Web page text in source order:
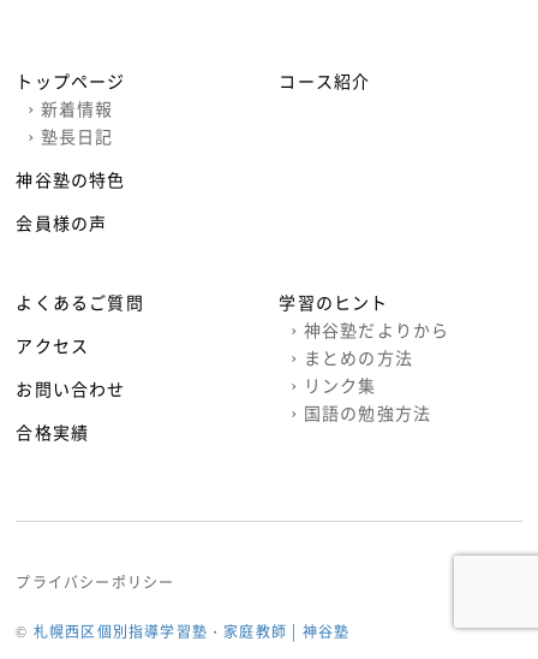
トップページ
› 新着情報
› 塾長日記
神谷塾の特色
会員様の声
コース紹介
よくあるご質問
アクセス
お問い合わせ
合格実績
学習のヒント
› 神谷塾だよりから
› まとめの方法
› リンク集
› 国語の勉強方法
プライバシーポリシー
© 札幌西区個別指導学習塾・家庭教師 | 神谷塾